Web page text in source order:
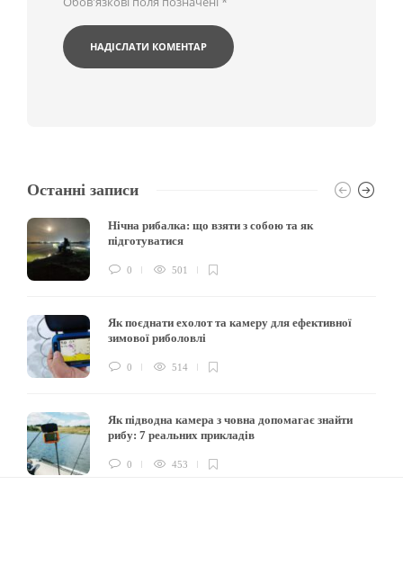
Останні записи
Нічна рибалка: що взяти з собою та як
підготуватися
0 501
Як поєднати ехолот та камеру для ефективної
зимової риболовлі
0 514
Як підводна камера з човна допомагає знайти
рибу: 7 реальних прикладів
0 453